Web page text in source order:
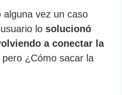
alguna vez un caso
lo solucionó
a conectar la
¿Cómo sacar la